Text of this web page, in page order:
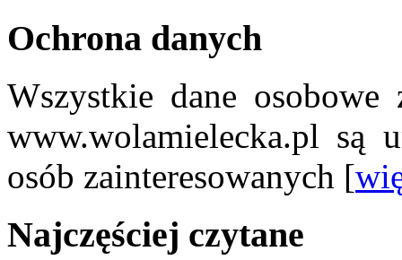
Ochrona danych
Wszystkie dane osobowe
www.wolamielecka.pl są
osób zainteresowanych [
Najczęściej czytane